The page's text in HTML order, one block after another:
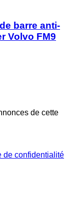
barre anti-
Volvo FM9
de cette
de confidentialité